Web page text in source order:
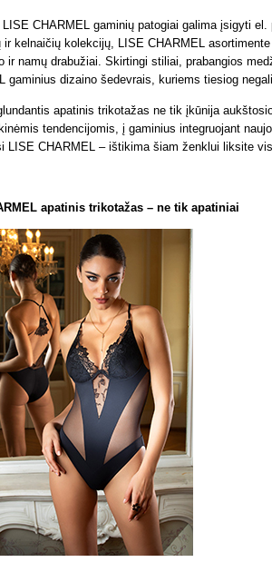
LISE CHARMEL gaminių patogiai galima įsigyti el.
ir kelnaičių kolekcijų, LISE CHARMEL
ir namų drabužiai. Skirtingi stiliai, prabangios
gaminius dizaino šedevrais, kuriems tiesiog
apatinis trikotažas ne tik įkūnija
tendencijomis, į gaminius integruojant
LISE CHARMEL – ištikima šiam ženklui liksite
apatinis trikotažas – ne tik apatiniai